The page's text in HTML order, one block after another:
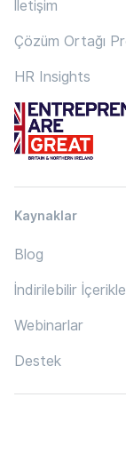
İletişim
Çözüm Ortağı
HR Insights
Kaynaklar
Blog
İndirilebilir
Webinarlar
Destek